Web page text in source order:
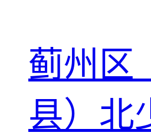
蓟州区
县）北